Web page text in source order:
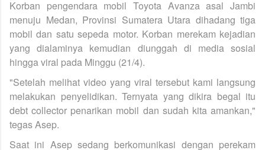
Korban pengendara mobil Toyota Avanza asal Jambi
menuju Medan, Provinsi Sumatera Utara dihadang tiga
mobil dan satu sepeda motor. Korban merekam kejadian
yang dialaminya kemudian diunggah di media sosial
hingga viral pada Minggu (21/4).
"Setelah melihat video yang viral tersebut kami langsung
melakukan penyelidikan. Ternyata yang dikira begal itu
debt collector penarikan mobil dan sudah kita amankan,"
tegas Asep.
Saat ini Asep sedang berkomunikasi dengan perekam